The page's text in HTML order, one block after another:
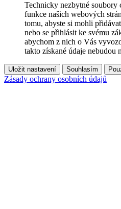
Technicky nezbytné
funkce našich webových
tomu, abyste si mohli
nebo se přihlásit ke svému
abychom z nich o Vás
takto získané údaje nebudou
Uložit nastavení Souhlasím
Zásady ochrany osobních údajů